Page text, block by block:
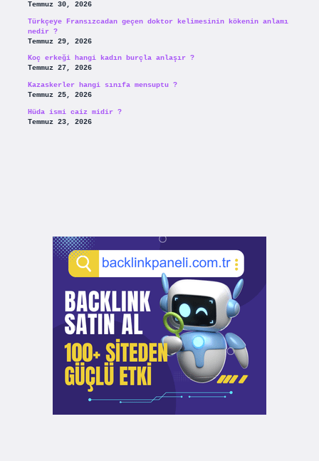
Temmuz 30, 2026
Türkçeye Fransızcadan geçen doktor kelimesinin kökenin anlamı
nedir ?
Temmuz 29, 2026
Koç erkeği hangi kadın burçla anlaşır ?
Temmuz 27, 2026
Kazaskerler hangi sınıfa mensuptu ?
Temmuz 25, 2026
Hüda ismi caiz midir ?
Temmuz 23, 2026